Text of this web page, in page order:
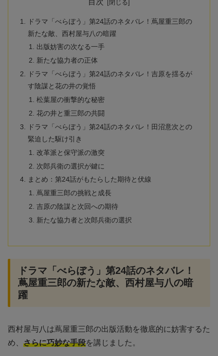
目次
ドラマ「べらぼう」第24話のネタバレ！蔦屋重三郎の
新たな敵、西村屋与八の暗躍
出版妨害の次なる一手
新たな協力者の正体
ドラマ「べらぼう」第24話のネタバレ！吉原を揺るが
す陰謀と花の井の覚悟
松葉屋の衝撃的な秘密
花の井と重三郎の共闘
ドラマ「べらぼう」第24話のネタバレ！田沼意次との
緊迫した駆け引き
改革派と保守派の激突
次郎兵衛の選択が鍵に
まとめ：第24話がもたらした期待と伏線
蔦屋重三郎の挑戦と成長
吉原の陰謀と次回への期待
新たな協力者と次郎兵衛の選択
ドラマ「べらぼう」第24話のネタバレ！
蔦屋重三郎の新たな敵、西村屋与八の暗
躍
西村屋与八は蔦屋重三郎の出版活動を徹底的に妨害するた
め、 さらに巧妙な手段を講じました。